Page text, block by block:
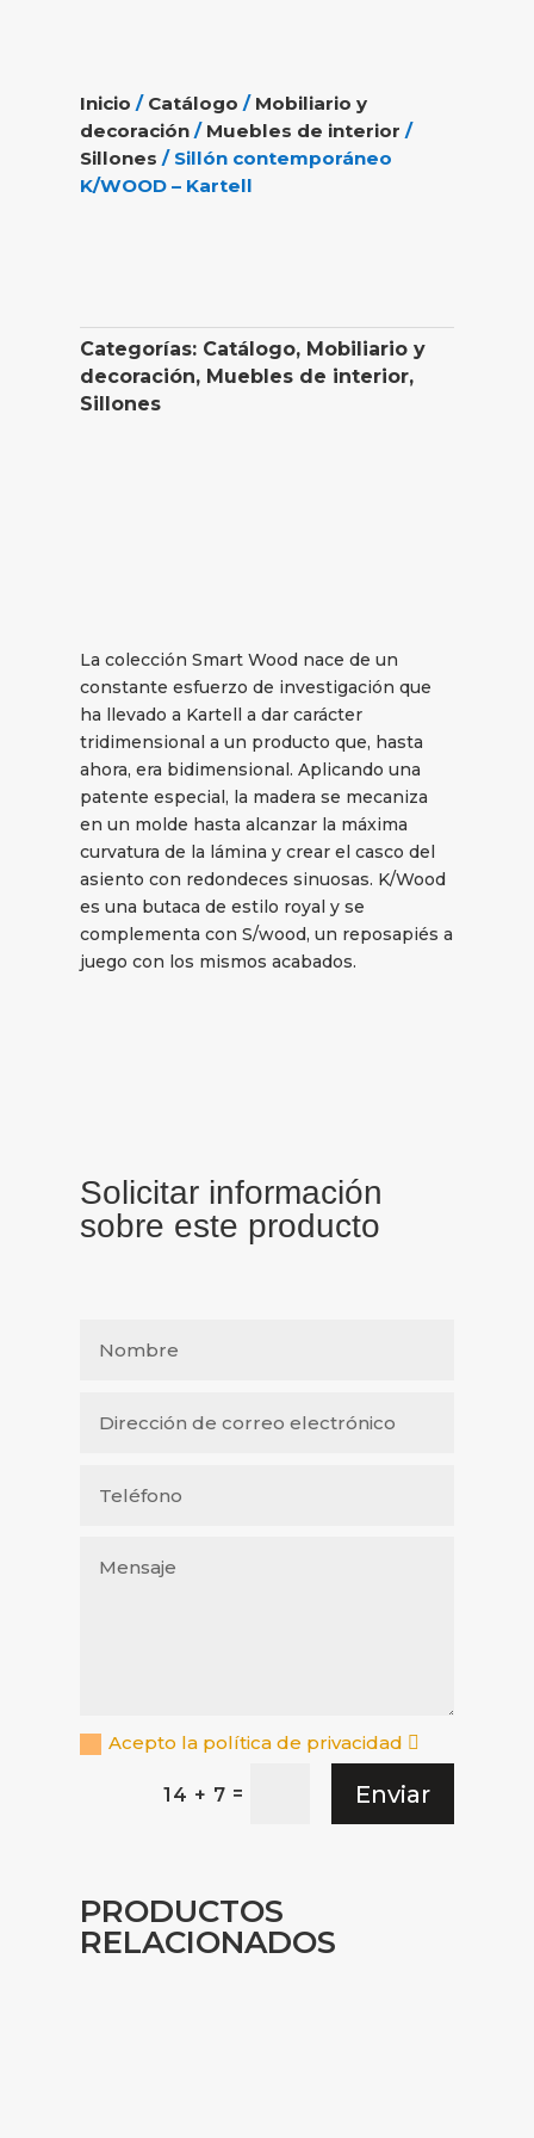
Inicio / Catálogo / Mobiliario y
decoración / Muebles de interior /
Sillones / Sillón contemporáneo
K/WOOD – Kartell
Categorías: Catálogo, Mobiliario y
decoración, Muebles de interior,
Sillones
La colección Smart Wood nace de un
constante esfuerzo de investigación que
ha llevado a Kartell a dar carácter
tridimensional a un producto que, hasta
ahora, era bidimensional. Aplicando una
patente especial, la madera se mecaniza
en un molde hasta alcanzar la máxima
curvatura de la lámina y crear el casco del
asiento con redondeces sinuosas. K/Wood
es una butaca de estilo royal y se
complementa con S/wood, un reposapiés a
juego con los mismos acabados.
Solicitar información
sobre este producto
Acepto la política de privacidad
14 + 7 = Enviar
PRODUCTOS
RELACIONADOS